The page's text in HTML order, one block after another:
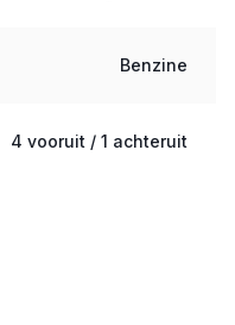
Benzine
4 vooruit / 1 achteruit